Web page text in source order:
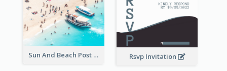
Sun And Beach Post Card Rsvp Invitation